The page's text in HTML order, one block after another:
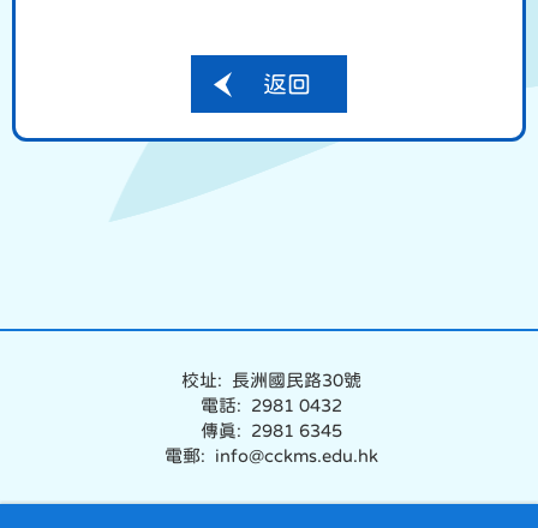
返回
校址: 長洲國民路30號
電話: 2981 0432
傳真: 2981 6345
電郵: info@cckms.edu.hk